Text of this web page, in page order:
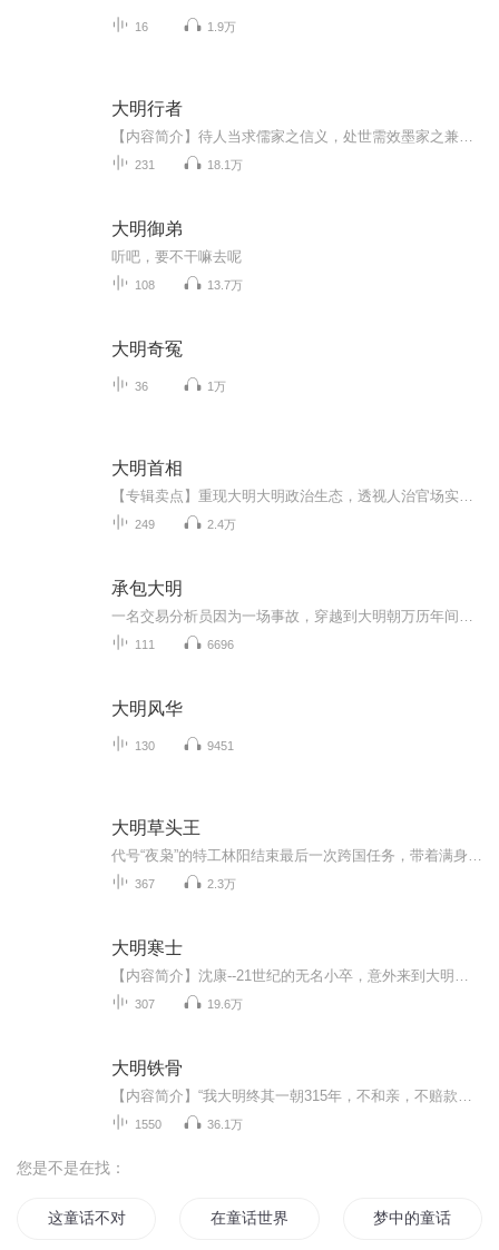
16 1.9万
大明行者
231 18.1万
大明御弟
听吧，要不干嘛去呢
108 13.7万
大明奇冤
36 1万
大明首相
249 2.4万
承包大明
111 6696
大明风华
130 9451
大明草头王
367 2.3万
大明寒士
307 19.6万
大明铁骨
1550 36.1万
您是不是在找：
这童话不对 在童话世界当魔女 梦中的童话